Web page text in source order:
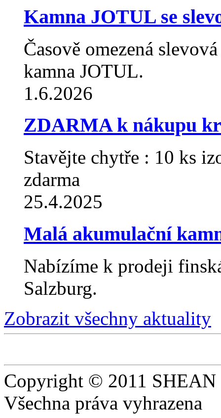
Kamna JOTUL se
Časově omezená
kamna JOTUL.
1.6.2026
ZDARMA k nákupu
Stavějte chytře : 10 ks
zdarma
25.4.2025
Malá akumulační
Nabízíme k prodeji
Salzburg.
Zobrazit všechny aktuality
Copyright © 2011 SHEAN
Všechna práva vyhrazena